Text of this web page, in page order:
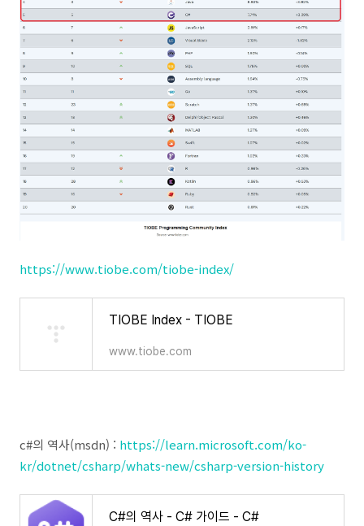
https://www.tiobe.com/tiobe-index/
TIOBE Index - TIOBE
www.tiobe.com
c#의 역사(msdn) : https://learn.microsoft.com/ko-
kr/dotnet/csharp/whats-new/csharp-version-history
C#의 역사 - C# 가이드 - C#